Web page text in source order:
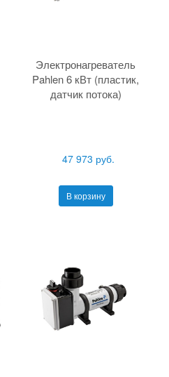
Электронагреватель
Pahlen 6 кВт (пластик,
датчик потока)
47 973 руб.
В корзину